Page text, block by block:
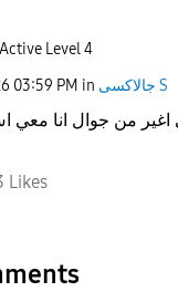
Active Level 4
03:59 PM in جالاكسى S
Likes